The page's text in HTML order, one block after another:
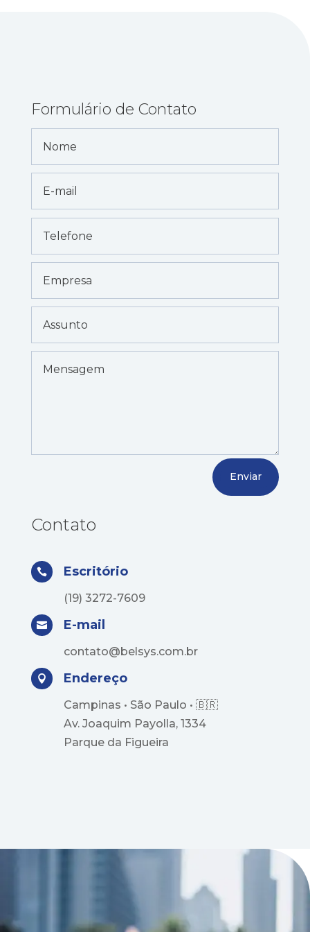
Formulário de Contato
Enviar
Contato
 Escritório
(19) 3272-7609
 E-mail
contato@belsys.com.br
 Endereço
Campinas • São Paulo • 🇧🇷
Av. Joaquim Payolla, 1334
Parque da Figueira